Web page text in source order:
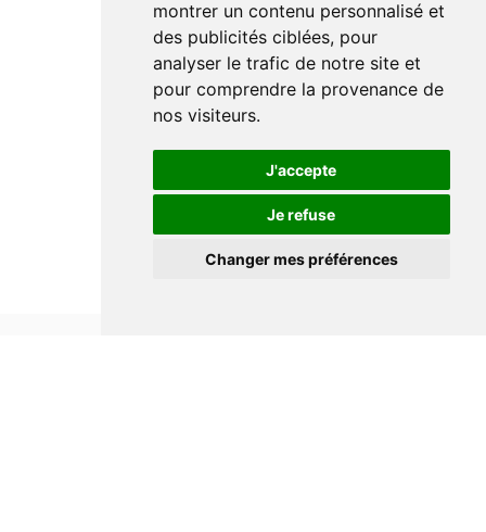
montrer un contenu personnalisé et
des publicités ciblées, pour
analyser le trafic de notre site et
pour comprendre la provenance de
nos visiteurs.
J'accepte
Je refuse
Changer mes préférences